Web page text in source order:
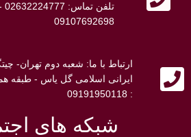
09107692698
ارتباط با ما: شعبه دوم تهران-
: 09191950118
شبکه های